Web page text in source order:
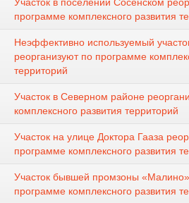
программе комплексного развития
Неэффективно используемый
реорганизуют по программе
территорий
Участок в Северном районе
комплексного развития территорий
Участок на улице Доктора Гааза
программе комплексного развития
Участок бывшей промзоны
программе комплексного развития